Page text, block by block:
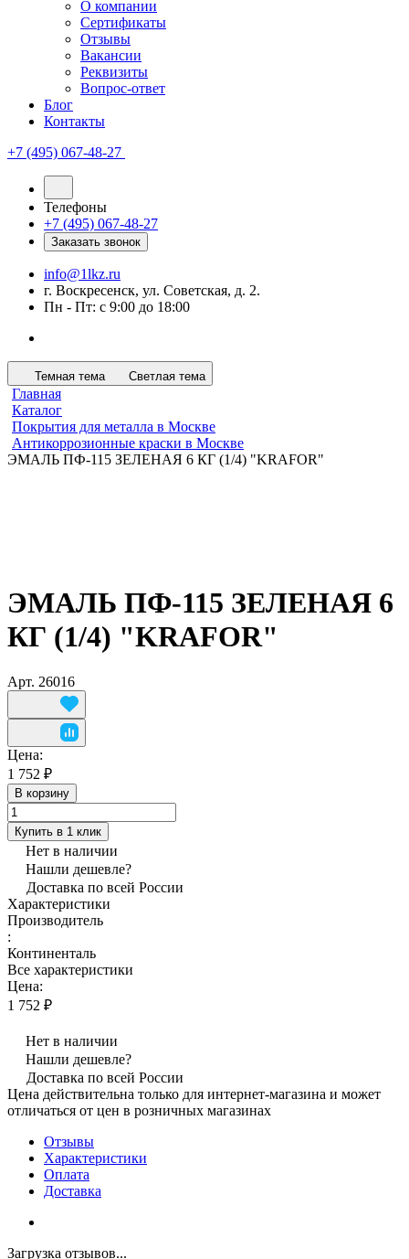
О компании
Сертификаты
Отзывы
Вакансии
Реквизиты
Вопрос-ответ
Блог
Контакты
+7 (495) 067-48-27
Телефоны
+7 (495) 067-48-27
Заказать звонок
info@1lkz.ru
г. Воскресенск, ул. Советская, д. 2.
Пн - Пт: с 9:00 до 18:00
Темная тема Светлая тема
Главная
Каталог
Покрытия для металла в Москве
Антикоррозионные краски в Москве
ЭМАЛЬ ПФ-115 ЗЕЛЕНАЯ 6 КГ (1/4) "KRAFOR"
ЭМАЛЬ ПФ-115 ЗЕЛЕНАЯ 6
КГ (1/4) "KRAFOR"
Арт. 26016
Цена:
1 752 ₽
В корзину
Купить в 1 клик
Нет в наличии
Нашли дешевле?
Доставка по всей России
Характеристики
Производитель
:
Континенталь
Все характеристики
Цена:
1 752 ₽
Нет в наличии
Нашли дешевле?
Доставка по всей России
Цена действительна только для интернет-магазина и может
отличаться от цен в розничных магазинах
Отзывы
Характеристики
Оплата
Доставка
Загрузка отзывов...